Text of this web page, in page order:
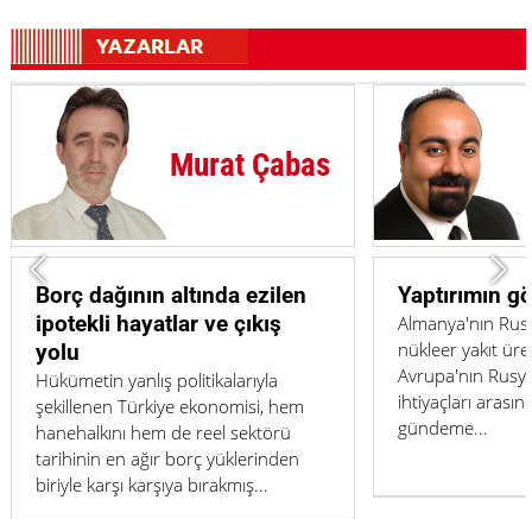
Cem Bürüç
Yaptırımın görünmeyen sınırı
Almanya'nın Rusya ile bağlantılı
nükleer yakıt üretimine izin vermesi,
Avrupa'nın Rusya politikası ile enerji
ihtiyaçları arasındaki gerilimi yeniden
gündeme...
Sosyal
bitiriyor mu?
Aynı masada
düşünün.
önünde, gözleri
Biri başka